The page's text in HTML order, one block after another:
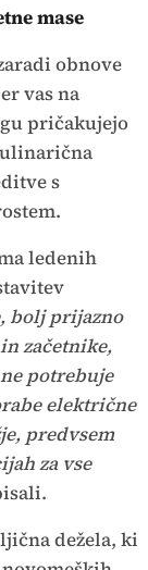
mase
obnove
vas na
pričakujejo
s
ledenih
bolj prijazno
začetnike,
potrebuje
električne
predvsem
za vse
dežela, ki